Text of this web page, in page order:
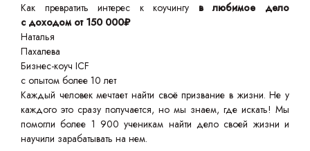
Как превратить интерес к коучингу в любимое дело
с доходом от 150 000₽
Наталья
Пахалева
Бизнес-коуч ICF
с опытом более 10 лет
Каждый человек мечтает найти своё призвание в жизни. Не у
каждого это сразу получается, но мы знаем, где искать! Мы
помогли более 1 900 ученикам найти дело своей жизни и
научили зарабатывать на нем.